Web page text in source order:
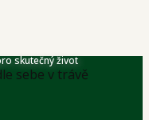
skutečný život